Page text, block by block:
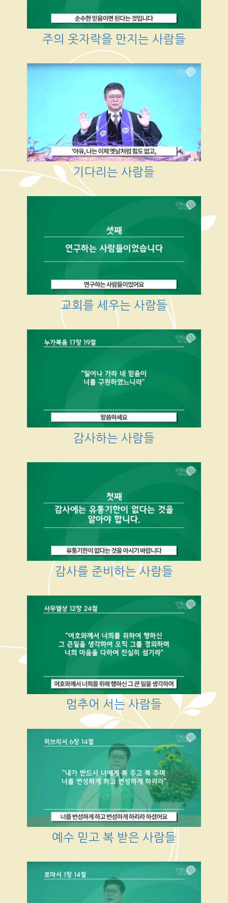
주의 옷자락을 만지는 사람들
기다리는 사람들
교회를 세우는 사람들
감사하는 사람들
감사를 준비하는 사람들
멈추어 서는 사람들
예수 믿고 복 받은 사람들